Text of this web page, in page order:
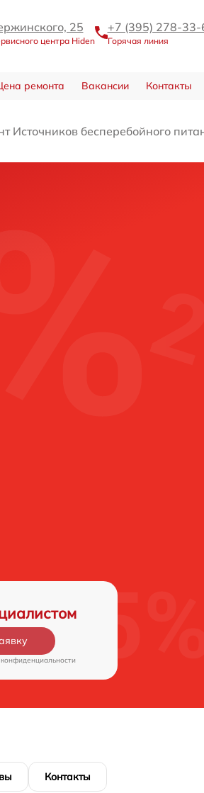
25
центра Hiden
+7 (395) 278-33-
Горячая линия
ремонта Вакансии Контакты
Источников бесперебойного
Контакты